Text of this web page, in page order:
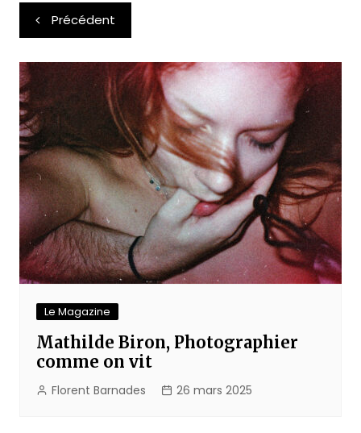
Navigation
de
l’article
Précédent
Le Magazine
Mathilde Biron, Photographier
comme on vit
Florent Barnades 26 mars 2025